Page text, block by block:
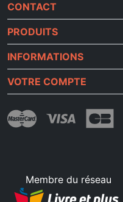
CONTACT
PRODUITS
INFORMATIONS
VOTRE COMPTE
Membre du réseau